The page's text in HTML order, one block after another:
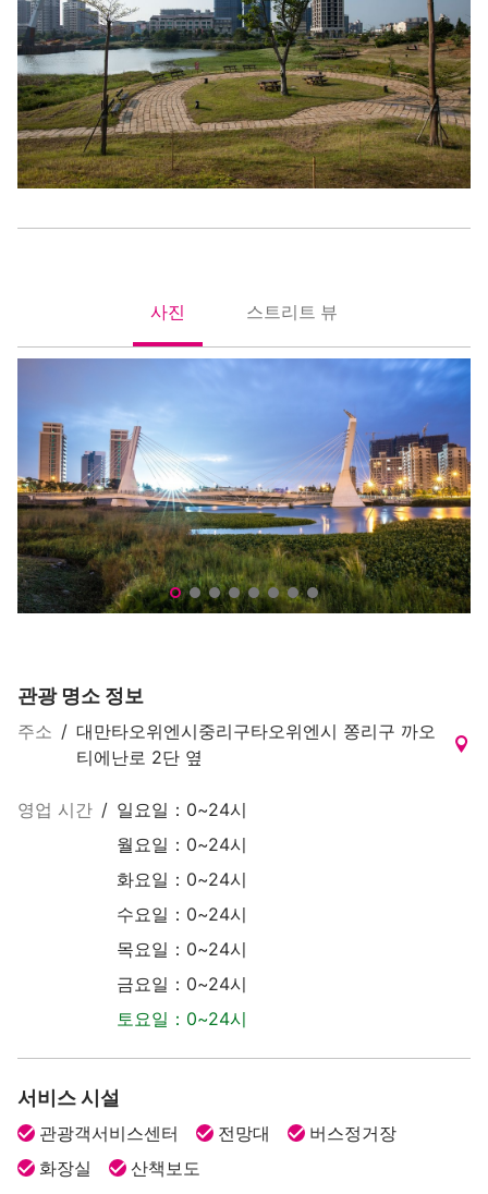
照片
사진 街景
스트리트 뷰
관광 명소 정보
주소 / 대만타오위엔시중리구타오위엔시 쫑리구 까오
티에난로 2단 옆
영업 시간 / 일요일：0~24시
월요일：0~24시
화요일：0~24시
수요일：0~24시
목요일：0~24시
금요일：0~24시
토요일：0~24시
서비스 시설
관광객서비스센터 전망대
버스정거장
화장실
산책보도